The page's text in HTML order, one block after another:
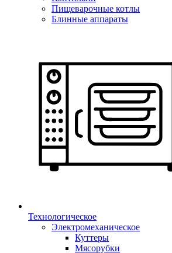
Пищеварочные котлы
Блинные аппараты
Технологическое
Электромеханическое
Куттеры
Мясорубки